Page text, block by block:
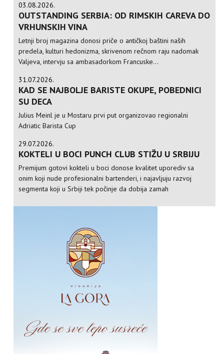
03.08.2026.
OUTSTANDING SERBIA: OD RIMSKIH CAREVA DO
VRHUNSKIH VINA
Letnji broj magazina donosi priče o antičkoj baštini naših
predela, kulturi hedonizma, skrivenom rečnom raju nadomak
Valjeva, intervju sa ambasadorkom Francuske...
31.07.2026.
KAD SE NAJBOLJE BARISTE OKUPE, POBEDNICI
SU DECA
Julius Meinl je u Mostaru prvi put organizovao regionalni
Adriatic Barista Cup
29.07.2026.
KOKTELI U BOCI PUNCH CLUB STIŽU U SRBIJU
Premijum gotovi kokteli u boci donose kvalitet uporediv sa
onim koji nude profesionalni bartenderi, i najavljuju razvoj
segmenta koji u Srbiji tek počinje da dobija zamah